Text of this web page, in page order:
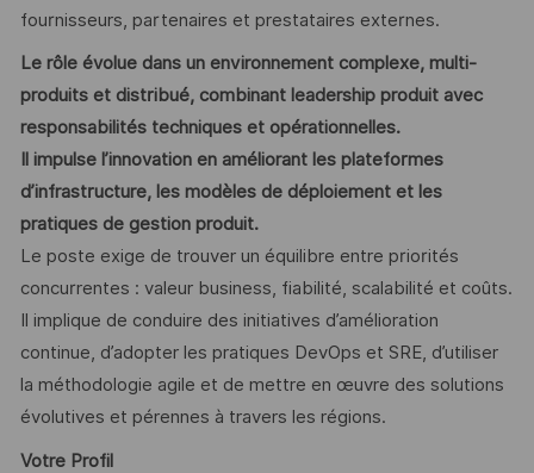
fournisseurs, partenaires et prestataires externes.
Le rôle évolue dans un environnement complexe, multi-
produits et distribué, combinant leadership produit avec
responsabilités techniques et opérationnelles.
Il impulse l’innovation en améliorant les plateformes
d’infrastructure, les modèles de déploiement et les
pratiques de gestion produit.
Le poste exige de trouver un équilibre entre priorités
concurrentes : valeur business, fiabilité, scalabilité et coûts.
Il implique de conduire des initiatives d’amélioration
continue, d’adopter les pratiques DevOps et SRE, d’utiliser
la méthodologie agile et de mettre en œuvre des solutions
évolutives et pérennes à travers les régions.
Votre Profil